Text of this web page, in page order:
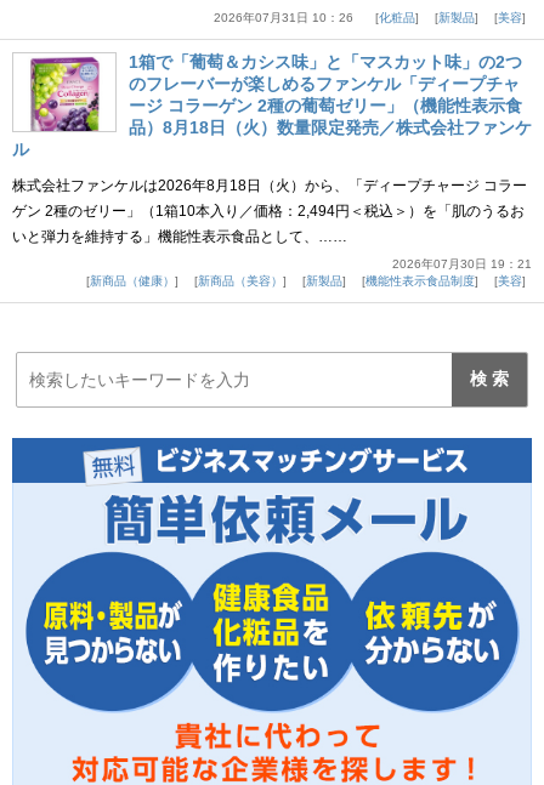
2026年07月31日 10：26 化粧品 新製品 美容
1箱で「葡萄＆カシス味」と「マスカット味」の2つ
のフレーバーが楽しめるファンケル「ディープチャ
ージ コラーゲン 2種の葡萄ゼリー」（機能性表示食
品）8月18日（火）数量限定発売／株式会社ファンケ
ル
株式会社ファンケルは2026年8月18日（火）から、「ディープチャージ コラー
ゲン 2種のゼリー」（1箱10本入り／価格：2,494円＜税込＞）を「肌のうるお
いと弾力を維持する」機能性表示食品として、……
2026年07月30日 19：21
新商品（健康）
新商品（美容） 新製品 機能性表示食品制度 美容